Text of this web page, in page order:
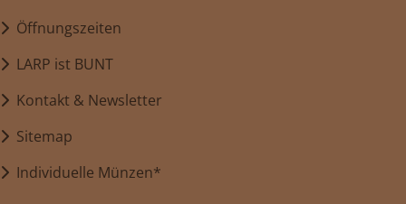
Öffnungszeiten
LARP ist BUNT
Kontakt & Newsletter
Sitemap
Individuelle Münzen*